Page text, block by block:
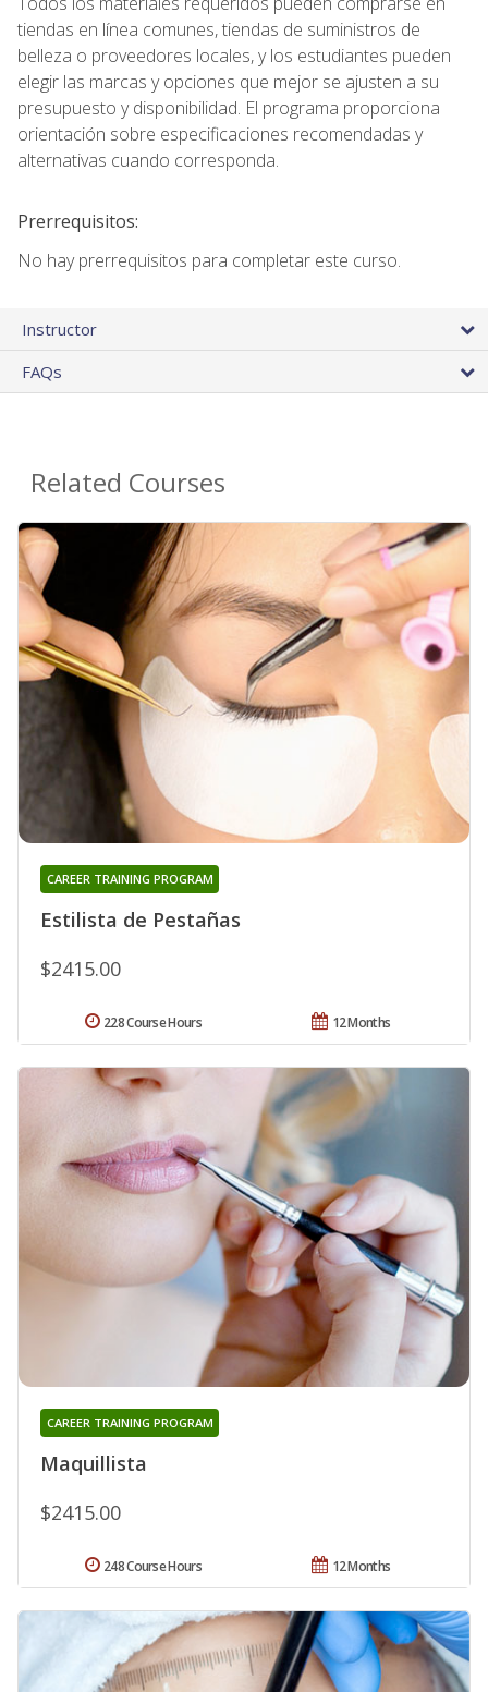
tiendas en línea comunes, tiendas de suministros de
belleza o proveedores locales, y los estudiantes pueden
elegir las marcas y opciones que mejor se ajusten a su
presupuesto y disponibilidad. El programa proporciona
orientación sobre especificaciones recomendadas y
alternativas cuando corresponda.
Prerrequisitos:
No hay prerrequisitos para completar este curso.
Instructor
FAQs
Related Courses
Estilista de Pestañas
CAREER TRAINING PROGRAM
$2415.00
12 Months
228 Course Hours
Maquillista
CAREER TRAINING PROGRAM
$2415.00
12 Months
248 Course Hours